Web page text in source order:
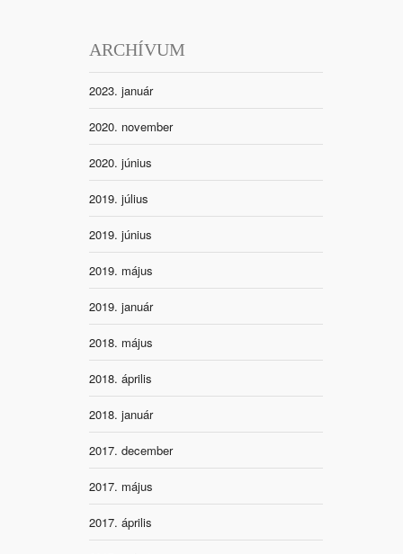
ARCHÍVUM
2023. január
2020. november
2020. június
2019. július
2019. június
2019. május
2019. január
2018. május
2018. április
2018. január
2017. december
2017. május
2017. április